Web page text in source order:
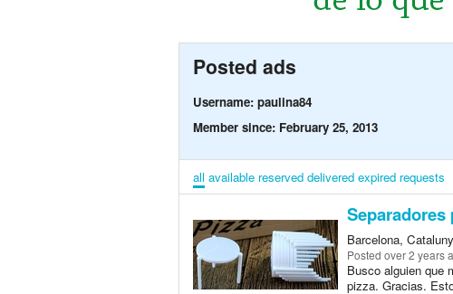
Posted ads
Username: paulina84
Member since: February 25, 2013
all available reserved delivered expired requests
Separadores
Barcelona,
Posted over 2 years
Busco alguien que
pizza. Gracias.